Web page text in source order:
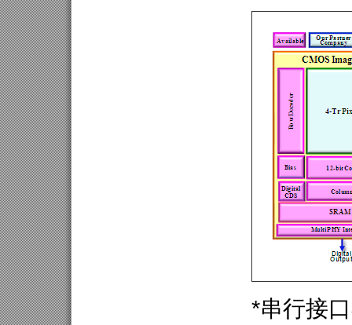
*串行接